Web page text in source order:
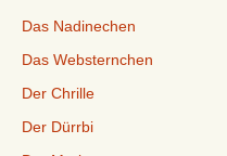
Das Nadinechen
Das Websternchen
Der Chrille
Der Dürrbi